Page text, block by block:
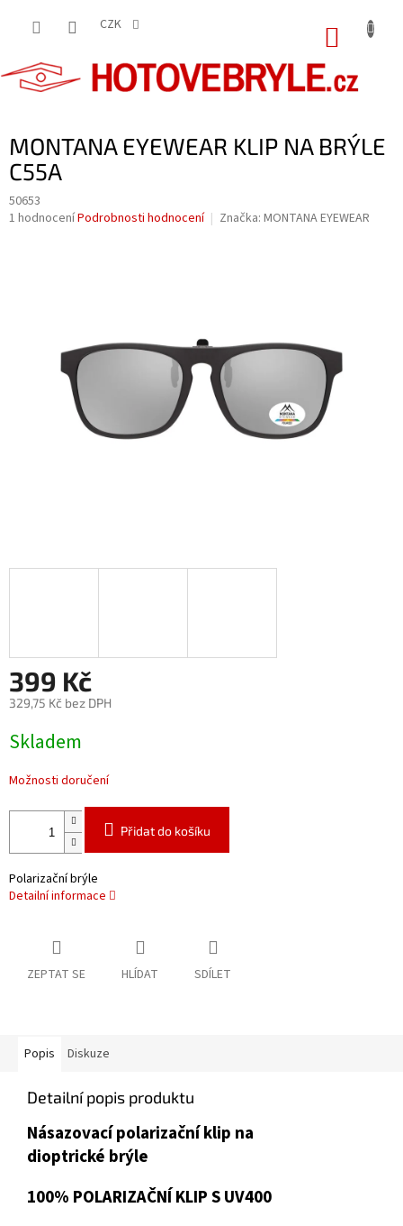
CZK
MONTANA EYEWEAR KLIP NA BRÝLE
C55A
50653
Průměrné
1 hodnoceníPodrobnosti hodnocení Značka: MONTANA EYEWEAR
399 Kč
329,75 Kč bez DPH
cena:
Skladem
Možnosti doručení
Přidat do košíku
Polarizační brýle
Detailní informace
ZEPTAT SE HLÍDAT SDÍLET
Popis Diskuze
Detailní popis produktu
Násazovací polarizační klip na
dioptrické brýle
100% POLARIZAČNÍ KLIP S UV400